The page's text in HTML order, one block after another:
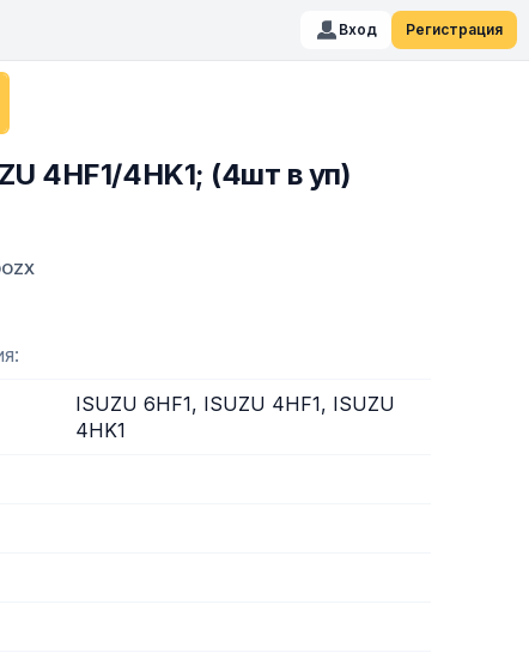
Вход Регистрация
4HF1/4HK1; (4шт в уп)
ISUZU 6HF1, ISUZU 4HF1, ISUZU
4HK1